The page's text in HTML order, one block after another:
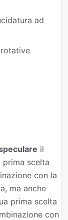
ad
il
prima scelta
con la
ma anche
prima scelta
con